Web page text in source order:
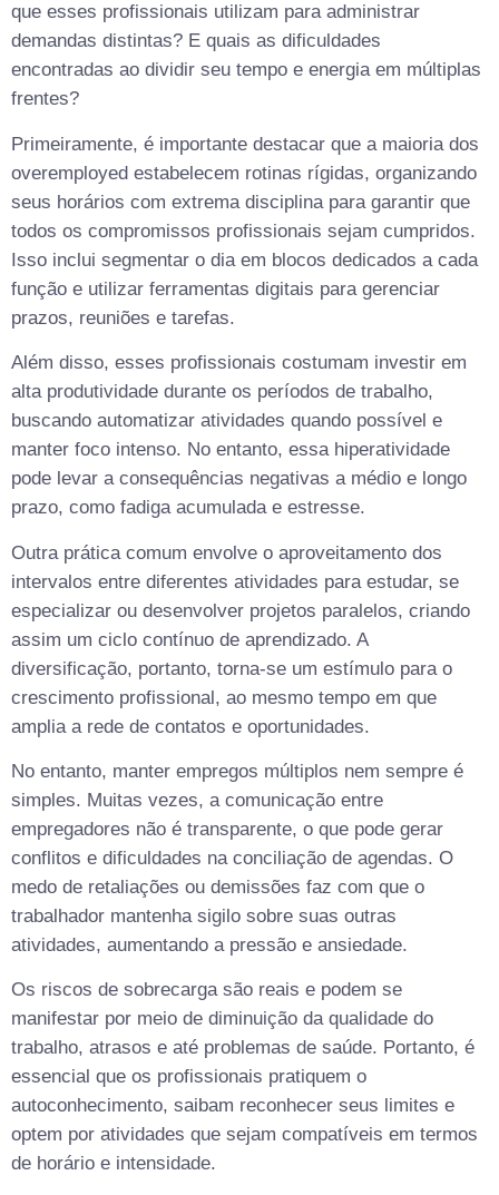
que esses profissionais utilizam para administrar
demandas distintas? E quais as dificuldades
encontradas ao dividir seu tempo e energia em múltiplas
frentes?
Primeiramente, é importante destacar que a maioria dos
overemployed estabelecem rotinas rígidas, organizando
seus horários com extrema disciplina para garantir que
todos os compromissos profissionais sejam cumpridos.
Isso inclui segmentar o dia em blocos dedicados a cada
função e utilizar ferramentas digitais para gerenciar
prazos, reuniões e tarefas.
Além disso, esses profissionais costumam investir em
alta produtividade durante os períodos de trabalho,
buscando automatizar atividades quando possível e
manter foco intenso. No entanto, essa hiperatividade
pode levar a consequências negativas a médio e longo
prazo, como fadiga acumulada e estresse.
Outra prática comum envolve o aproveitamento dos
intervalos entre diferentes atividades para estudar, se
especializar ou desenvolver projetos paralelos, criando
assim um ciclo contínuo de aprendizado. A
diversificação, portanto, torna-se um estímulo para o
crescimento profissional, ao mesmo tempo em que
amplia a rede de contatos e oportunidades.
No entanto, manter empregos múltiplos nem sempre é
simples. Muitas vezes, a comunicação entre
empregadores não é transparente, o que pode gerar
conflitos e dificuldades na conciliação de agendas. O
medo de retaliações ou demissões faz com que o
trabalhador mantenha sigilo sobre suas outras
atividades, aumentando a pressão e ansiedade.
Os riscos de sobrecarga são reais e podem se
manifestar por meio de diminuição da qualidade do
trabalho, atrasos e até problemas de saúde. Portanto, é
essencial que os profissionais pratiquem o
autoconhecimento, saibam reconhecer seus limites e
optem por atividades que sejam compatíveis em termos
de horário e intensidade.